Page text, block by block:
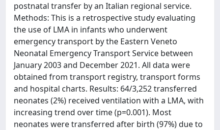
postnatal transfer by an Italian regional service.
Methods: This is a retrospective study evaluating
the use of LMA in infants who underwent
emergency transport by the Eastern Veneto
Neonatal Emergency Transport Service between
January 2003 and December 2021. All data were
obtained from transport registry, transport forms
and hospital charts. Results: 64/3,252 transferred
neonates (2%) received ventilation with a LMA, with
increasing trend over time (p=0.001). Most
neonates were transferred after birth (97%) due to